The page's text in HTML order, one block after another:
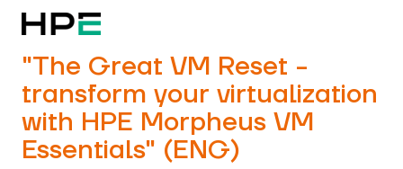
"The Great VM Reset -
transform your virtualization
with HPE Morpheus VM
Essentials" (ENG)